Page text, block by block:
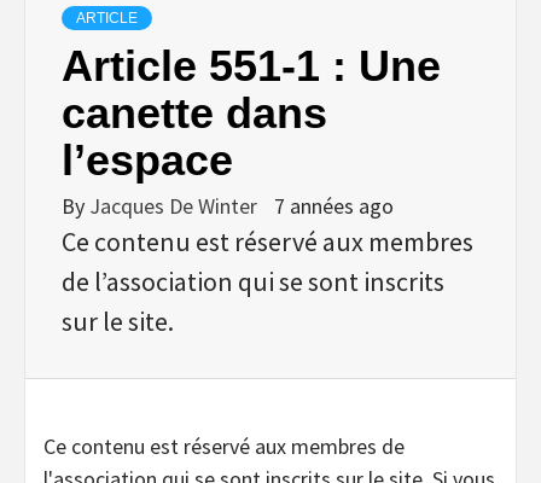
ARTICLE
Article 551-1 : Une
canette dans
l’espace
By Jacques De Winter 7 années ago
Ce contenu est réservé aux membres
de l’association qui se sont inscrits
sur le site.
Ce contenu est réservé aux membres de